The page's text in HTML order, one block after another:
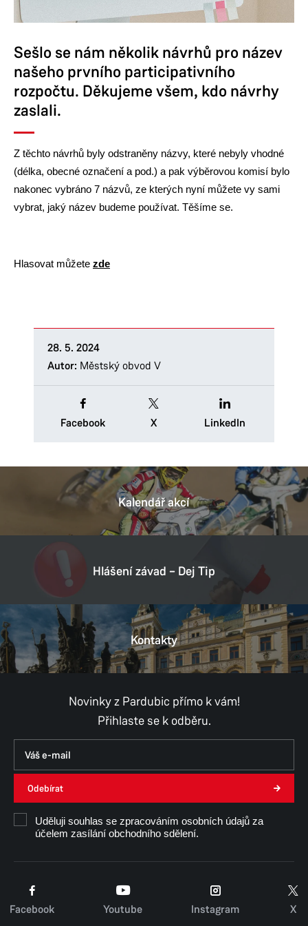
Sešlo se nám několik návrhů pro název
našeho prvního participativního
rozpočtu. Děkujeme všem, kdo návrhy
zaslali.
Z těchto návrhů byly odstraněny názvy, které nebyly vhodné
(délka, obecné označení a pod.) a pak výběrovou komisí bylo
nakonec vybráno 7 názvů, ze kterých nyní můžete vy sami
vybrat, jaký název budeme používat. Těšíme se.
Hlasovat můžete zde
28. 5. 2024
Autor: Městský obvod V
Facebook X LinkedIn
Kalendář akcí
Hlášení závad – Dej Tip
Kontakty
Novinky z Pardubic přímo k vám!
Přihlaste se k odběru.
Odebírat
Uděluji souhlas se zpracováním osobních údajů za
účelem zasílání obchodního sdělení.
Facebook Youtube Instagram X